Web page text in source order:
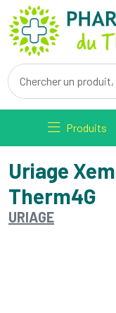
Produits
Uriage
Therm4G
URIAGE